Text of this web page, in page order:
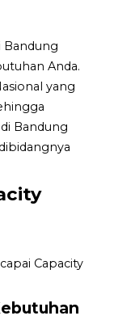
Bandung
Anda.
yang
Bandung
Capacity